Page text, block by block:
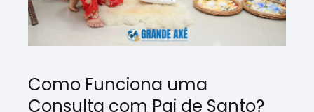
Como Funciona uma
Consulta com Pai de Santo?